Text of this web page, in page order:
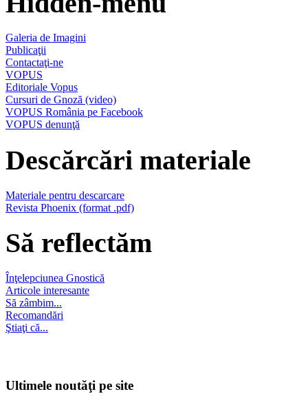
Galeria de Imagini
Publicaţii
Contactaţi-ne
VOPUS
Editoriale Vopus
Cursuri de Gnoză (video)
VOPUS România pe Facebook
VOPUS denunţă
Descărcări materiale
Materiale pentru descarcare
Revista Phoenix (format .pdf)
Să reflectăm
Înţelepciunea Gnostică
Articole interesante
Să zâmbim...
Recomandări
Ştiaţi că...
Ultimele noutăţi pe site